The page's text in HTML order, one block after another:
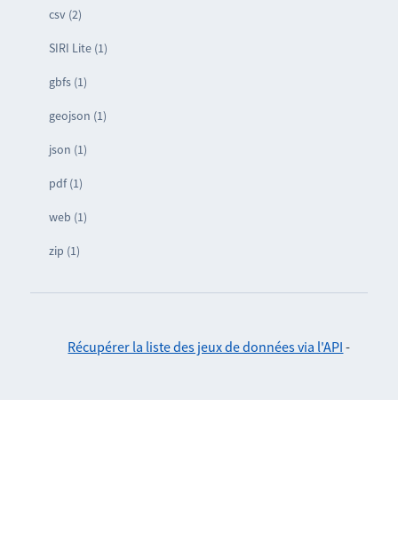
csv (2)
SIRI Lite (1)
gbfs (1)
geojson (1)
json (1)
pdf (1)
web (1)
zip (1)
Récupérer la liste des jeux de données via l'API -